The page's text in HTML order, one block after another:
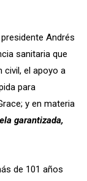
Andrés
sanitaria que
civil, el apoyo a
para
y en materia
garantizada,
de 101 años